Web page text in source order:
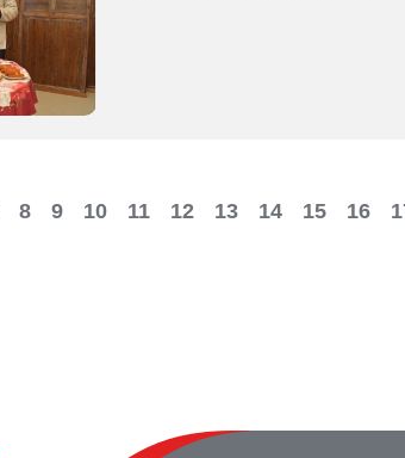
8 9 10 11 12 13 14 15 16